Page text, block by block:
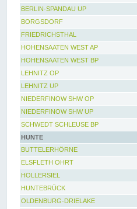
BERLIN-SPANDAU UP
BORGSDORF
FRIEDRICHSTHAL
HOHENSAATEN WEST AP
HOHENSAATEN WEST BP
LEHNITZ OP
LEHNITZ UP
NIEDERFINOW SHW OP
NIEDERFINOW SHW UP
SCHWEDT SCHLEUSE BP
HUNTE
BUTTELERHÖRNE
ELSFLETH OHRT
HOLLERSIEL
HUNTEBRÜCK
OLDENBURG-DRIELAKE